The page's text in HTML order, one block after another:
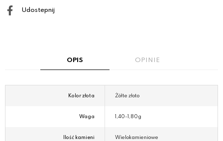
Udostepnij
OPIS OPINIE
Kolor złota Żółte złoto
Waga 1,40-1,80g
Ilość kamieni Wielokamieniowe